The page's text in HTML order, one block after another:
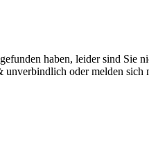
haben, leider sind
unverbindlich oder melden sich